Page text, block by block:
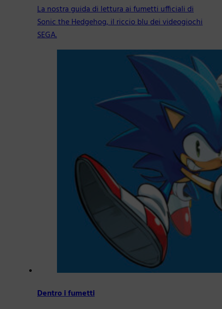
La nostra guida di lettura ai fumetti ufficiali di
Sonic the Hedgehog, il riccio blu dei videogiochi
SEGA.
Dentro i fumetti